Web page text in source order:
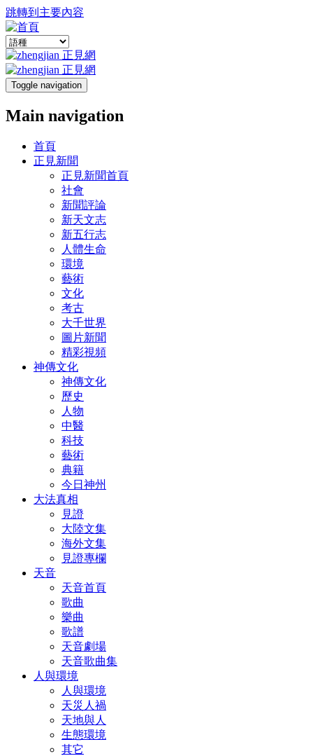
跳轉到主要內容
Toggle navigation
Main navigation
首頁
正見新聞
正見新聞首頁
社會
新聞評論
新天文志
新五行志
人體生命
環境
藝術
文化
考古
大千世界
圖片新聞
精彩視頻
神傳文化
神傳文化
歷史
人物
中醫
科技
藝術
典籍
今日神州
大法真相
見證
大陸文集
海外文集
見證專欄
天音
天音首頁
歌曲
樂曲
歌譜
天音劇場
天音歌曲集
人與環境
人與環境
天災人禍
天地與人
生態環境
其它